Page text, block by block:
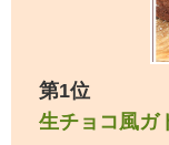
第1位
生チョコ風ガ